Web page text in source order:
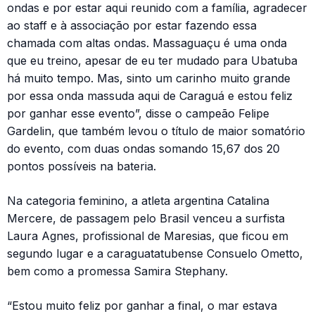
ondas e por estar aqui reunido com a família, agradecer
ao staff e à associação por estar fazendo essa
chamada com altas ondas. Massaguaçu é uma onda
que eu treino, apesar de eu ter mudado para Ubatuba
há muito tempo. Mas, sinto um carinho muito grande
por essa onda massuda aqui de Caraguá e estou feliz
por ganhar esse evento”, disse o campeão Felipe
Gardelin, que também levou o título de maior somatório
do evento, com duas ondas somando 15,67 dos 20
pontos possíveis na bateria.
Na categoria feminino, a atleta argentina Catalina
Mercere, de passagem pelo Brasil venceu a surfista
Laura Agnes, profissional de Maresias, que ficou em
segundo lugar e a caraguatatubense Consuelo Ometto,
bem como a promessa Samira Stephany.
“Estou muito feliz por ganhar a final, o mar estava